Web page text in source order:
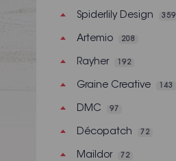
Noël 2113
Spiderlily Design 359
Artemio 208
Rayher 192
Graine Creative 143
DMC 97
Décopatch 72
Maildor 72